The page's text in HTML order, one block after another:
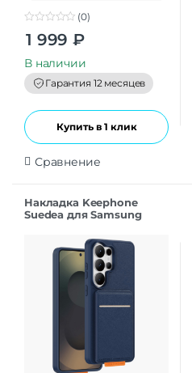
t
o
f
5
(0)
1 999 ₽
В наличии
Гарантия 12 месяцев
Купить в 1 клик
Сравнение
Накладка Keephone
Suedea для Samsung